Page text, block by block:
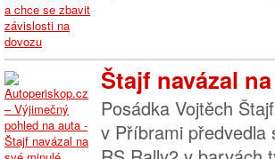
Štajf navázal
Posádka Vojtěch
v Příbrami předvedla